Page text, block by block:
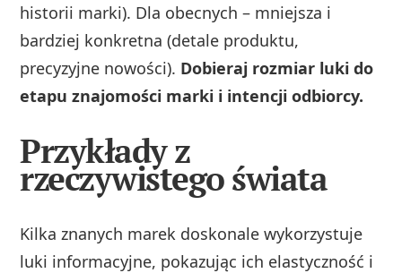
historii marki). Dla obecnych – mniejsza i
bardziej konkretna (detale produktu,
precyzyjne nowości). Dobieraj rozmiar luki do
etapu znajomości marki i intencji odbiorcy.
Przykłady z
rzeczywistego świata
Kilka znanych marek doskonale wykorzystuje
luki informacyjne, pokazując ich elastyczność i